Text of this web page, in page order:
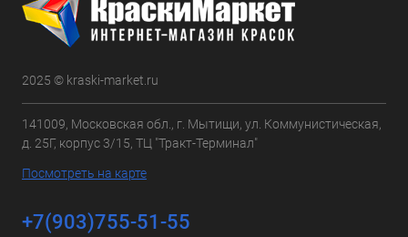
2025 © kraski-market.ru
141009, Московская обл., г. Мытищи, ул. Коммунистическая,
д. 25Г, корпус 3/15, ТЦ "Тракт-Терминал"
Посмотреть на карте
+7(903)755-51-55